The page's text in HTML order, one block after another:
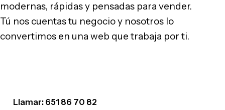
modernas, rápidas y pensadas para vender.
Tú nos cuentas tu negocio y nosotros lo
convertimos en una web que trabaja por ti.
Llamar: 651 86 70 82